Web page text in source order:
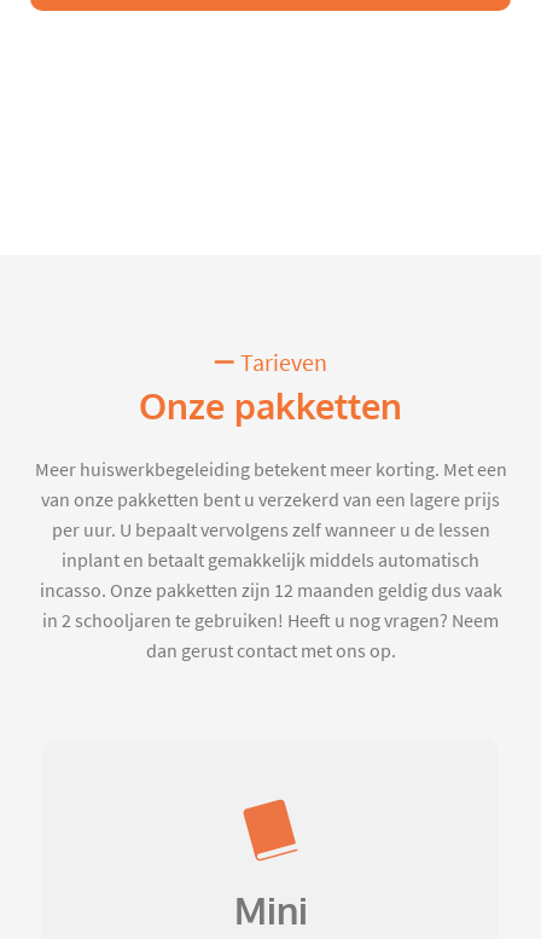
Tarieven
Onze pakketten
Meer huiswerkbegeleiding betekent meer korting. Met een
van onze pakketten bent u verzekerd van een lagere prijs
per uur. U bepaalt vervolgens zelf wanneer u de lessen
inplant en betaalt gemakkelijk middels automatisch
incasso. Onze pakketten zijn 12 maanden geldig dus vaak
in 2 schooljaren te gebruiken! Heeft u nog vragen? Neem
dan gerust contact met ons op.
Mini